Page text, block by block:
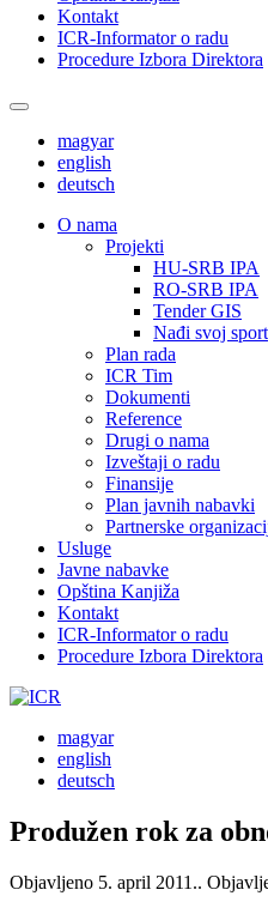
Kontakt
ICR-Informator o radu
Procedure Izbora Direktora
magyar
english
deutsch
О nama
Projekti
HU-SRB IPA
RO-SRB IPA
Tender GIS
Nađi svoj sport
Plan rada
ICR Tim
Dokumenti
Reference
Drugi o nama
Izveštaji o radu
Finansije
Plan javnih nabavki
Partnerske
Usluge
Javne nabavke
Opština Kanjiža
Kontakt
ICR-Informator o radu
Procedure Izbora Direktora
magyar
english
deutsch
Produžen rok za
Objavljeno 5. april 2011..